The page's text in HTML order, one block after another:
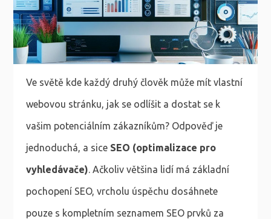
Ve světě kde každý druhý člověk může mít vlastní
webovou stránku, jak se odlíšit a dostat se k
vašim potenciálním zákazníkům? Odpověď je
jednoduchá, a sice SEO (optimalizace pro
vyhledávače) . Ačkoliv většina lidí má základní
pochopení SEO, vrcholu úspěchu dosáhnete
pouze s kompletním seznamem SEO prvků za